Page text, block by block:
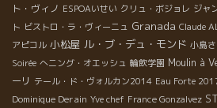
ト・ヴィノ ESPOAいせい クリュ・ボジョレ ジャ
ト ビストロ・ラ・ヴィーニュ Granada Claude
アピコル 小松屋 ル・ブ・デュ・モンド 小島
Soirée へニング・オエッシュ 輪飲学園 Moulin à
ーリ テール・ド・ヴォルカン2014 Eau Forte
Dominique Derain Yve chef France Gonzalvez